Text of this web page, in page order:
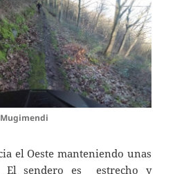
Mugimendi
el Oeste manteniendo unas
El sendero es estrecho y